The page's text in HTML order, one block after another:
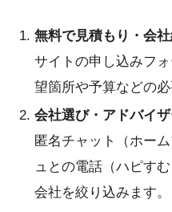
無料で見積もり・会
サイトの申し込みフ
望箇所や予算などの
会社選び・アドバイ
匿名チャット（ホー
ュとの電話（ハピす
会社を絞り込みます。